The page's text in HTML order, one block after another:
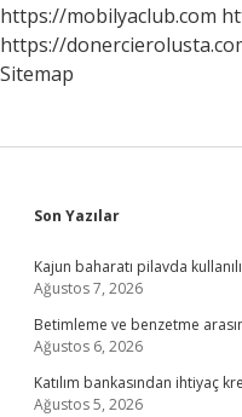
https://mobilyaclub.com
https://
Sitemap
Sidebar
Son Yazılar
Kajun baharatı pilavda
Ağustos 7, 2026
Betimleme ve benzetme
Ağustos 6, 2026
Katılım bankasından ihtiyaç
Ağustos 5, 2026